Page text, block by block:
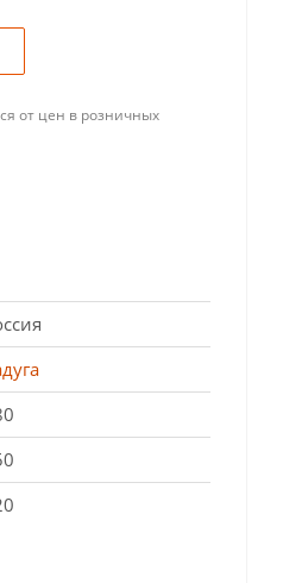
от цен в розничных